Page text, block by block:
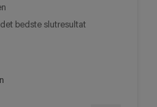
bedste slutresultat